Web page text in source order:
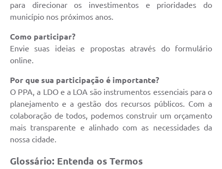
Veículos paralisados
Orçamento Participativo
Ouvidoria
Acessibilidade
Contratos
Notícias
Secretarias
para direcionar os investimentos e prioridades do
município nos próximos anos.
Como participar?
Envie suas ideias e propostas através do formulário
online.
Por que sua participação é importante?
O PPA, a LDO e a LOA são instrumentos essenciais para o
planejamento e a gestão dos recursos públicos. Com a
colaboração de todos, podemos construir um orçamento
mais transparente e alinhado com as necessidades da
nossa cidade.
Glossário: Entenda os Termos